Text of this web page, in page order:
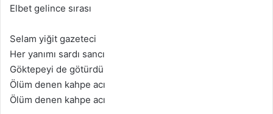
Elbet gelince sırası
Selam yiğit gazeteci
Her yanımı sardı sancı
Göktepeyi de götürdü
Ölüm denen kahpe acı
Ölüm denen kahpe acı